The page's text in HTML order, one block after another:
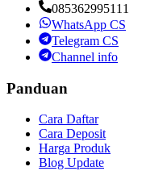
085362995111
WhatsApp CS
Telegram CS
Channel info
Panduan
Cara Daftar
Cara Deposit
Harga Produk
Blog Update